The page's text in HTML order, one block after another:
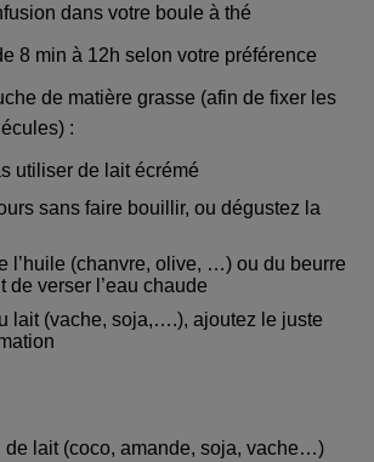
dans votre boule à thé
8 min à 12h selon votre préférence
de matière grasse (afin de fixer les
:
utiliser de lait écrémé
sans faire bouillir, ou dégustez la
l’huile (chanvre, olive, …) ou du beurre
de verser l’eau chaude
lait (vache, soja,….), ajoutez le juste
de lait (coco, amande, soja, vache…)